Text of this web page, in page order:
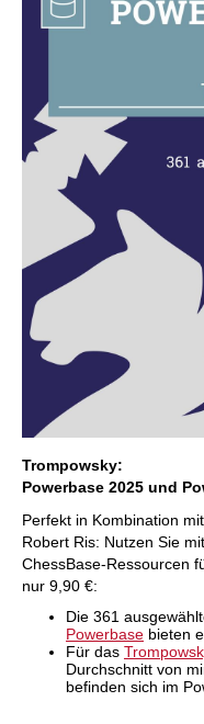
Trompowsky:
Powerbase 2025 und
Perfekt in Kombination
Robert Ris: Nutzen Sie
ChessBase-Ressourcen
nur 9,90 €:
Die 361
Powerbase bieten
Für das
Durchschnitt von
befinden sich im